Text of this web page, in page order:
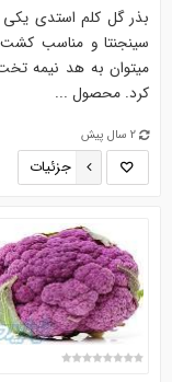
بذر گل کلم استدی یکی
سینجنتا و مناسب
میتوان به هد نیمه
کرد. محصول ...
2 سال پیش
جزئیات